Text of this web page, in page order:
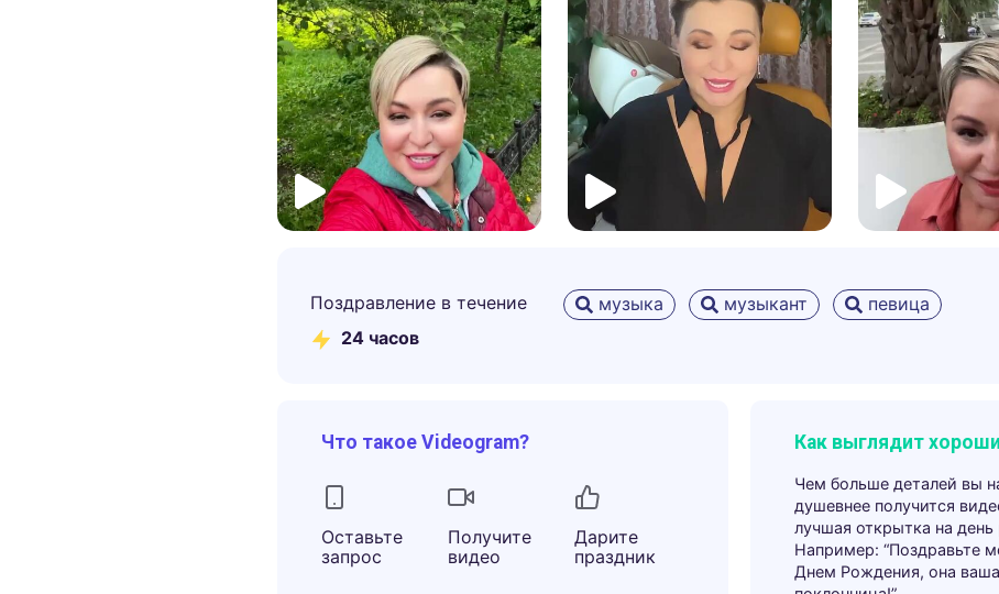
Поздравление в течение
24 часов
музыка музыкант певица
Что такое Videogram?
Оставьте
запрос
Получите
видео
Дарите
праздник
Как выглядит
Чем больше деталей вы
душевнее получится
лучшая открытка на
Например: “Поздравьте
Днем Рождения, она